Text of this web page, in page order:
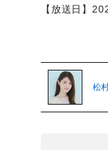
【放送日】
松